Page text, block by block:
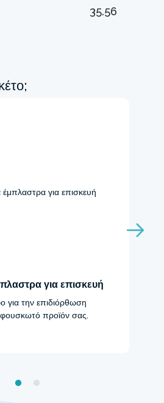
35.56
για επισκευή
για την επιδιόρθωση
προϊόν σας.